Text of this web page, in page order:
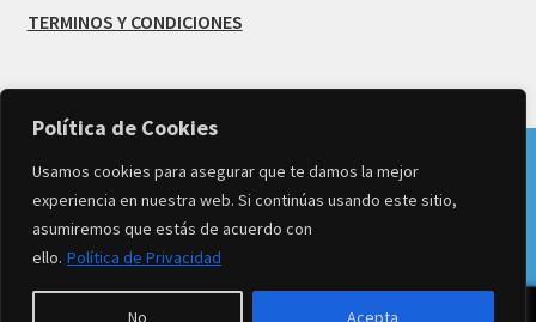
Política de Cookies
Usamos cookies para asegurar que te damos la mejor
experiencia en nuestra web. Si continúas usando este sitio,
asumiremos que estás de acuerdo con
ello. Política de Privacidad
No Acepta
Los pedidos efectuados en días como los sábados por la
tardes y domingos y/o festivos después de las 14 horas, se
computarán como realizados el siguiente día laborable.
Descartar
TERMINOS Y CONDICIONES
© Creado porMB Infodesign-
Copyright 2026 TIENDA MARIVí FLORES All Rights
Reserved